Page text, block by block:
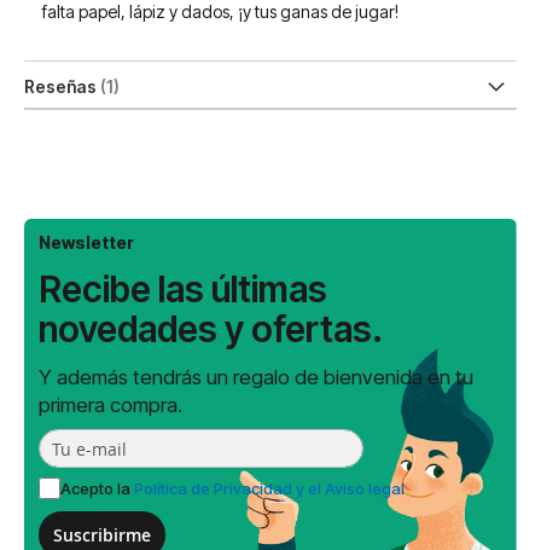
falta papel, lápiz y dados, ¡y tus ganas de jugar!
Reseñas 1
Newsletter
Recibe las últimas
novedades y ofertas.
Y además tendrás un regalo de bienvenida en tu
primera compra.
Acepto la Política de Privacidad y el Aviso legal
Suscribirme